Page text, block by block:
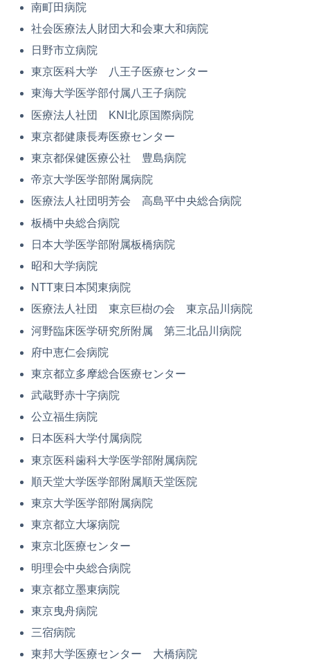
南町田病院
社会医療法人財団大和会東大和病院
日野市立病院
東京医科大学 八王子医療センター
東海大学医学部付属八王子病院
医療法人社団 KNI北原国際病院
東京都健康長寿医療センター
東京都保健医療公社 豊島病院
帝京大学医学部附属病院
医療法人社団明芳会 高島平中央総合病院
板橋中央総合病院
日本大学医学部附属板橋病院
昭和大学病院
NTT東日本関東病院
医療法人社団 東京巨樹の会 東京品川病院
河野臨床医学研究所附属 第三北品川病院
府中恵仁会病院
東京都立多摩総合医療センター
武蔵野赤十字病院
公立福生病院
日本医科大学付属病院
東京医科歯科大学医学部附属病院
順天堂大学医学部附属順天堂医院
東京大学医学部附属病院
東京都立大塚病院
東京北医療センター
明理会中央総合病院
東京都立墨東病院
東京曳舟病院
三宿病院
東邦大学医療センター 大橋病院